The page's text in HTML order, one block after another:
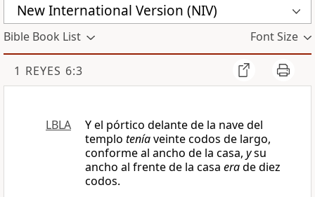
New International Version (NIV)
Bible Book List Font Size
1 REYES 6:3
LBLA
Y el pórtico delante de la nave del
templo teníaveinte codos de largo,
conforme al ancho de la casa, ysu
ancho al frente de la casa erade diez
codos.